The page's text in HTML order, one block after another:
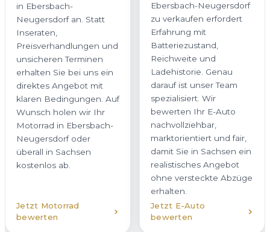
in Ebersbach-
Neugersdorf an. Statt
Inseraten,
Preisverhandlungen und
unsicheren Terminen
erhalten Sie bei uns ein
direktes Angebot mit
klaren Bedingungen. Auf
Wunsch holen wir Ihr
Motorrad in Ebersbach-
Neugersdorf oder
überall in Sachsen
kostenlos ab.
Jetzt Motorrad
bewerten
Ebersbach-Neugersdorf
zu verkaufen erfordert
Erfahrung mit
Batteriezustand,
Reichweite und
Ladehistorie. Genau
darauf ist unser Team
spezialisiert. Wir
bewerten Ihr E-Auto
nachvollziehbar,
marktorientiert und fair,
damit Sie in Sachsen ein
realistisches Angebot
ohne versteckte Abzüge
erhalten.
Jetzt E-Auto
bewerten